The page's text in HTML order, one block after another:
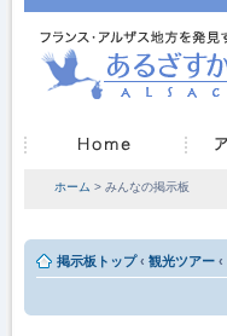
ホーム > みんなの掲示板
掲示板トップ ‹ 観光ツアー ‹